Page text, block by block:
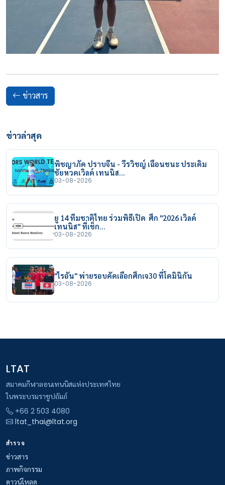
ข่าวสาร
ข่าวล่าสุด
พิชญาภัค ปราบจีน - วีรวิชญ์ เฉือนชนะ ประเดิม
ชัยหวดเวิลด์ เทนนิส…
03-08-2026
ยู 14 ทีมชาติไทย ร่วมพิธีเปิด ศึก "2026 เวิลด์
เทนนิส" ที่เช็ก…
03-08-2026
"ไรอัน" พ่ายรอบคัดเลือกศึกเจ30 ที่โดมินิกัน
03-08-2026
LTAT
สมาคมกีฬาลอนเทนนิสแห่งประเทศไทย
ในพระบรมราชูปถัมภ์
+66 2 503 4080
ltat_thai@ltat.org
สำรวจ
ข่าวสาร
ภาพกิจกรรม
ดาวน์โหลด